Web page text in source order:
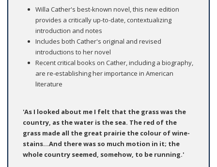
Willa Cather's best-known novel, this new edition
provides a critically up-to-date, contextualizing
introduction and notes
Includes both Cather's original and revised
introductions to her novel
Recent critical books on Cather, including a biography,
are re-establishing her importance in American
literature
'As I looked about me I felt that the grass was the
country, as the water is the sea. The red of the
grass made all the great prairie the colour of wine-
stains...And there was so much motion in it; the
whole country seemed, somehow, to be running.'